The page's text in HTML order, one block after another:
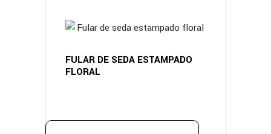
FULAR DE SEDA ESTAMPADO
FLORAL